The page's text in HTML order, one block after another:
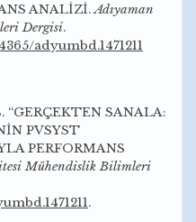
ANALİZİ.Adıyaman
Dergisi.
adyumbd.1471211
“GERÇEKTEN SANALA:
PVSYST
PERFORMANS
Mühendislik Bilimleri
.